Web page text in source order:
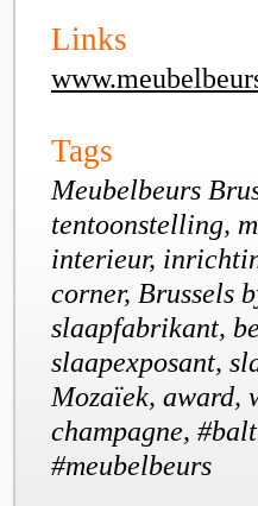
Links
Tags
Meubelbeurs
tentoonstelling,
interieur,
corner, Brussels
slaapfabrikant,
slaapexposant,
Mozaïek, award,
champagne,
#meubelbeurs